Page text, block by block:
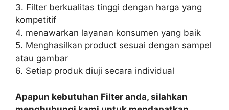
3. Filter berkualitas tinggi dengan harga yang
kompetitif
4. menawarkan layanan konsumen yang baik
5. Menghasilkan product sesuai dengan sampel
atau gambar
6. Setiap produk diuji secara individual
Apapun kebutuhan Filter anda, silahkan